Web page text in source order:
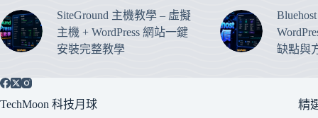
SiteGround 主機教學 – 虛擬
主機 + WordPress 網站一鍵
安裝完整教學
缺點與
TechMoon 科技月球 精